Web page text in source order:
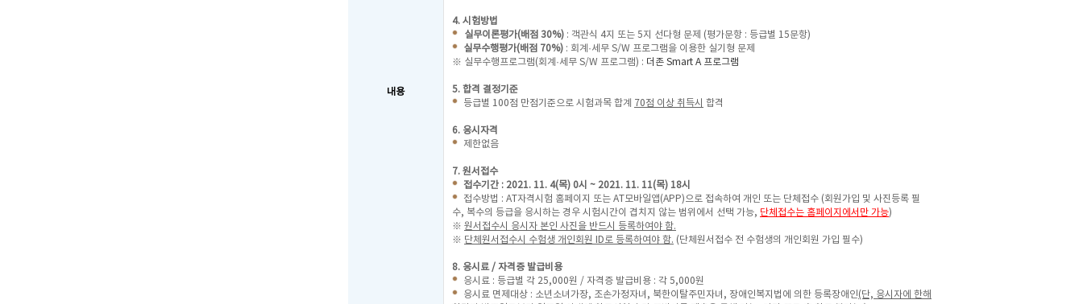
내용
4. 시험방법
실무이론평가(배점 30%) : 객관식 4지 또는 5지 선다형 문제 (평가문항 : 등급별 15문항)
실무수행평가(배점 70%) : 회계·세무 S/W 프로그램을 이용한 실기형 문제
※ 실무수행프로그램(회계·세무 S/W 프로그램) : 더존 Smart A 프로그램
5. 합격 결정기준
등급별 100점 만점기준으로 시험과목 합계 70점 이상 취득시 합격
6. 응시자격
제한없음
7. 원서접수
접수기간 : 2021. 11. 4(목) 0시 ~ 2021. 11. 11(목) 18시
접수방법 : AT자격시험 홈페이지 또는 AT모바일앱(APP)으로 접속하여 개인 또는 단체접수 (회원가입 및 사진등록 필
수, 복수의 등급을 응시하는 경우 시험시간이 겹치지 않는 범위에서 선택 가능, 단체접수는 홈페이지에서만 가능)
※ 원서접수시 응시자 본인 사진을 반드시 등록하여야 함.
※ 단체원서접수시 수험생 개인회원 ID로 등록하여야 함. (단체원서접수 전 수험생의 개인회원 가입 필수)
8. 응시료 / 자격증 발급비용
응시료 : 등급별 각 25,000원 / 자격증 발급비용 : 각 5,000원
응시료 면제대상 : 소년소녀가장, 조손가정자녀, 북한이탈주민자녀, 장애인복지법에 의한 등록장애인(단, 응시자에 한해